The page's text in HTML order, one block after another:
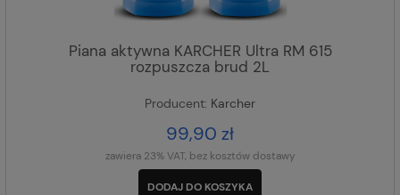
Piana aktywna KARCHER Ultra RM 615
rozpuszcza brud 2L
Producent: Karcher
99,90 zł
zawiera 23% VAT, bez kosztów dostawy
DODAJ DO KOSZYKA